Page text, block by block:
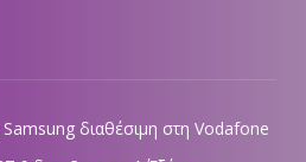
διαθέσιμη στη Vodafone